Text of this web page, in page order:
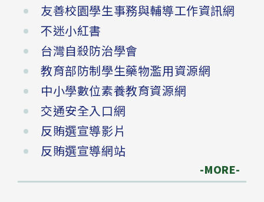
友善校園學生事務與輔導工作資訊網
不迷小紅書
台灣自殺防治學會
教育部防制學生藥物濫用資源網
中小學數位素養教育資源網
交通安全入口網
反賄選宣導影片
反賄選宣導網站
-MORE-